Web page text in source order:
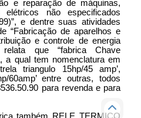
e reparação de máquinas,
não especificados
e dentre suas atividades
“Fabricação de aparelhos e
e controle de energia
relata que “fabrica Chave
a qual tem nomenclatura em
triangulo 15hp/45 amp’,
60amp’ entre outras, todos
para revenda e para